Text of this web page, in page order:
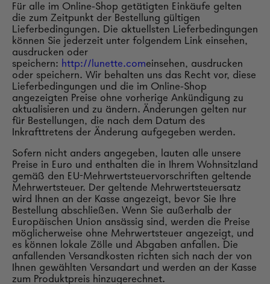
Für alle im Online-Shop getätigten Einkäufe gelten
die zum Zeitpunkt der Bestellung gültigen
Lieferbedingungen. Die aktuellsten Lieferbedingungen
können Sie jederzeit unter folgendem Link einsehen,
ausdrucken oder
speichern: http://lunette.comeinsehen, ausdrucken
oder speichern. Wir behalten uns das Recht vor, diese
Lieferbedingungen und die im Online-Shop
angezeigten Preise ohne vorherige Ankündigung zu
aktualisieren und zu ändern. Änderungen gelten nur
für Bestellungen, die nach dem Datum des
Inkrafttretens der Änderung aufgegeben werden.
Sofern nicht anders angegeben, lauten alle unsere
Preise in Euro und enthalten die in Ihrem Wohnsitzland
gemäß den EU-Mehrwertsteuervorschriften geltende
Mehrwertsteuer. Der geltende Mehrwertsteuersatz
wird Ihnen an der Kasse angezeigt, bevor Sie Ihre
Bestellung abschließen. Wenn Sie außerhalb der
Europäischen Union ansässig sind, werden die Preise
möglicherweise ohne Mehrwertsteuer angezeigt, und
es können lokale Zölle und Abgaben anfallen. Die
anfallenden Versandkosten richten sich nach der von
Ihnen gewählten Versandart und werden an der Kasse
zum Produktpreis hinzugerechnet.